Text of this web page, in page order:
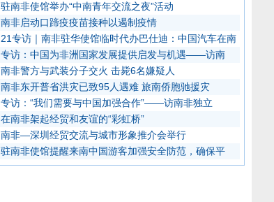
驻南非使馆举办“中南青年交流之夜”活动
南非启动口蹄疫疫苗接种以遏制疫情
21专访｜南非驻华使馆临时代办巴仕迪：中国汽车在南
专访：中国为非洲国家发展提供启发与机遇——访南
南非警方与武装分子交火 击毙6名嫌疑人
南非东开普省洪灾已致95人遇难 旅南侨胞驰援灾
专访：“我们需要与中国加强合作”——访南非独立
在南非架起经贸和友谊的“彩虹桥”
南非—深圳经贸交流与城市形象推介会举行
驻南非使馆提醒来南中国游客加强安全防范，确保平